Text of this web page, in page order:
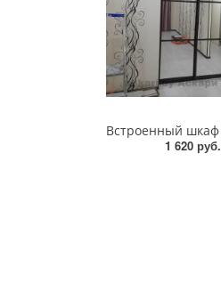
1 620 руб.